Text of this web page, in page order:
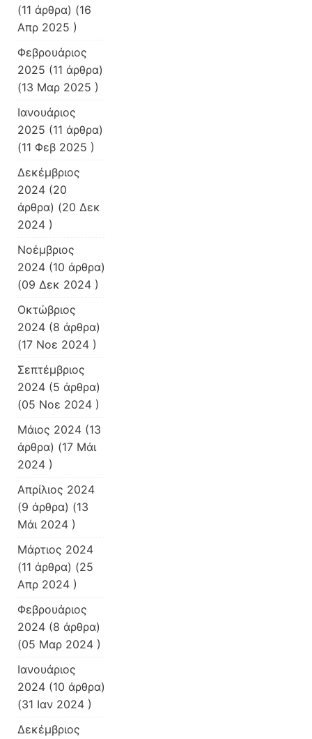
(11 άρθρα) (16
Απρ 2025 )
Φεβρουάριος
2025 (11 άρθρα)
(13 Μαρ 2025 )
Ιανουάριος
2025 (11 άρθρα)
(11 Φεβ 2025 )
Δεκέμβριος
2024 (20
άρθρα) (20 Δεκ
2024 )
Νοέμβριος
2024 (10 άρθρα)
(09 Δεκ 2024 )
Οκτώβριος
2024 (8 άρθρα)
(17 Νοε 2024 )
Σεπτέμβριος
2024 (5 άρθρα)
(05 Νοε 2024 )
Μάιος 2024 (13
άρθρα) (17 Μάι
2024 )
Απρίλιος 2024
(9 άρθρα) (13
Μάι 2024 )
Μάρτιος 2024
(11 άρθρα) (25
Απρ 2024 )
Φεβρουάριος
2024 (8 άρθρα)
(05 Μαρ 2024 )
Ιανουάριος
2024 (10 άρθρα)
(31 Ιαν 2024 )
Δεκέμβριος